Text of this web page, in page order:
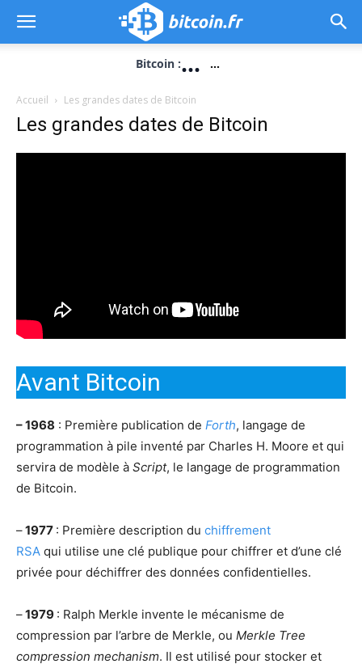
Bitcoin :... ...
Accueil Les grandes dates de Bitcoin
Les grandes dates de Bitcoin
Avant Bitcoin
– 1968 : Première publication de Forth, langage de
programmation à pile inventé par Charles H. Moore et qui
servira de modèle à Script, le langage de programmation
de Bitcoin.
–1977 : Première description du chiffrement
RSA qui utilise une clé publique pour chiffrer et d’une clé
privée pour déchiffrer des données confidentielles.
–1979 : Ralph Merkle invente le mécanisme de
compression par l’arbre de Merkle, ou Merkle Tree
compression mechanism. Il est utilisé pour stocker et